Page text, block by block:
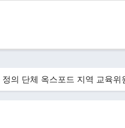
의 단체 옥스포드 지역 교육